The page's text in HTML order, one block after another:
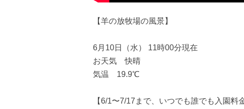
【羊の放牧場の風景】
6月10日（水） 11時00分現在
お天気 快晴
気温 19.9℃
【6/1〜7/17まで、いつでも誰でも入園